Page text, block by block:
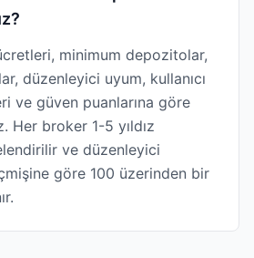
minimum depozitolar,
düzenleyici uyum, kullanıcı
ve güven puanlarına göre
Her broker 1-5 yıldız
ve düzenleyici
göre 100 üzerinden bir